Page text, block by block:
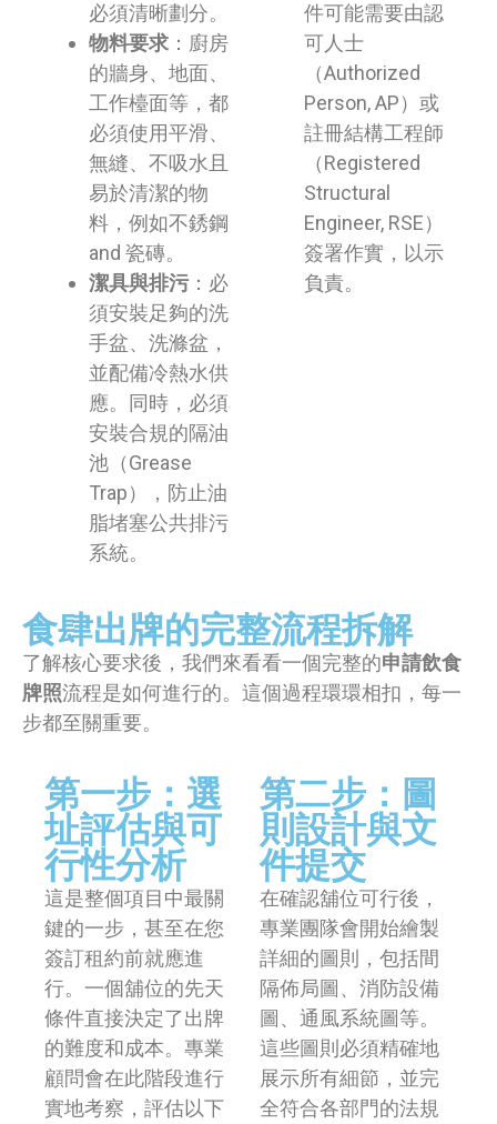
必須清晰劃分。
物料要求 ：廚房
的牆身、地面、
工作檯面等，都
必須使用平滑、
無縫、不吸水且
易於清潔的物
料，例如不銹鋼
and 瓷磚。
潔具與排污 ：必
須安裝足夠的洗
手盆、洗滌盆，
並配備冷熱水供
應。同時，必須
安裝合規的隔油
池（Grease
Trap），防止油
脂堵塞公共排污
系統。
件可能需要由認
可人士
（Authorized
Person, AP）或
註冊結構工程師
（Registered
Structural
Engineer, RSE）
簽署作實，以示
負責。
食肆出牌的完整流程拆解
了解核心要求後，我們來看看一個完整的申請飲食
牌照流程是如何進行的。這個過程環環相扣，每一
步都至關重要。
第一步：選
址評估與可
行性分析
這是整個項目中最關
鍵的一步，甚至在您
簽訂租約前就應進
行。一個舖位的先天
條件直接決定了出牌
的難度和成本。專業
顧問會在此階段進行
實地考察，評估以下
第二步：圖
則設計與文
件提交
在確認舖位可行後，
專業團隊會開始繪製
詳細的圖則，包括間
隔佈局圖、消防設備
圖、通風系統圖等。
這些圖則必須精確地
展示所有細節，並完
全符合各部門的法規